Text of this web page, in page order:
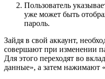
Пользователь
уже может быть
пароль.
Зайдя в свой аккаунт,
совершают при изменении
Для этого переходят во
данные», а затем нажимают